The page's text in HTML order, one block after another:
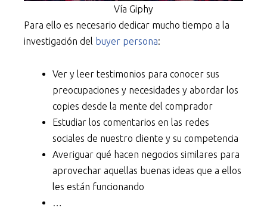
Vía Giphy
Para ello es necesario dedicar mucho tiempo a la
investigación del buyer persona:
Ver y leer testimonios para conocer sus
preocupaciones y necesidades y abordar los
copies desde la mente del comprador
Estudiar los comentarios en las redes
sociales de nuestro cliente y su competencia
Averiguar qué hacen negocios similares para
aprovechar aquellas buenas ideas que a ellos
les están funcionando
…